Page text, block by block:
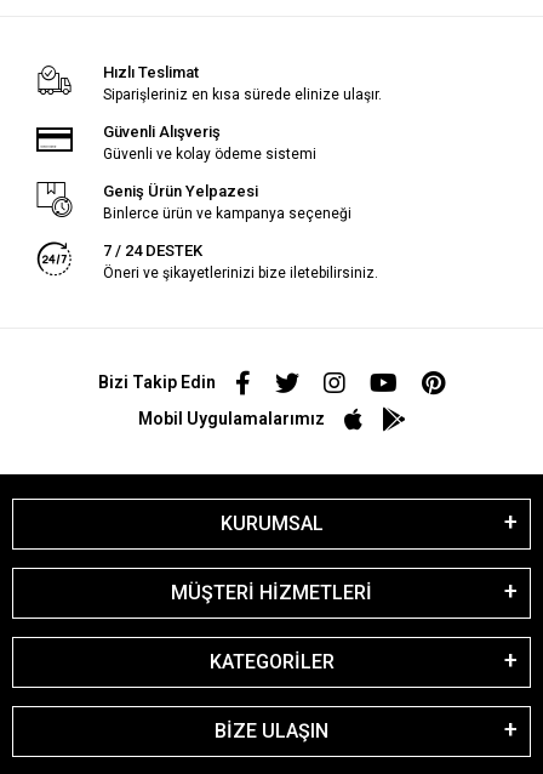
Hızlı Teslimat
Siparişleriniz en kısa sürede elinize ulaşır.
Güvenli Alışveriş
Güvenli ve kolay ödeme sistemi
Geniş Ürün Yelpazesi
Binlerce ürün ve kampanya seçeneği
7 / 24 DESTEK
Öneri ve şikayetlerinizi bize iletebilirsiniz.
Bizi Takip Edin
Mobil Uygulamalarımız
KURUMSAL
MÜŞTERİ HİZMETLERİ
KATEGORİLER
BİZE ULAŞIN